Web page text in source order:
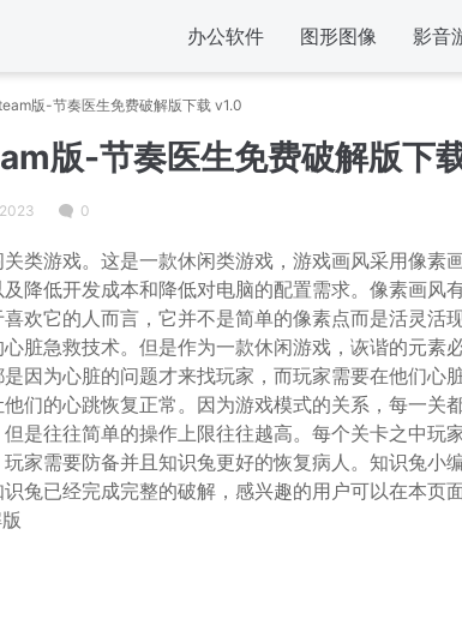
办公软件 图形图像 影音
版-节奏医生免费破解版下载 v1.0
版-节奏医生免费破解版下
0
类游戏。这是一款休闲类游戏，游戏画风采用像素
降低开发成本和降低对电脑的配置需求。像素画风
欢它的人而言，它并不是简单的像素点而是活灵活
脏急救技术。但是作为一款休闲游戏，诙谐的元素
因为心脏的问题才来找玩家，而玩家需要在他们心
们的心跳恢复正常。因为游戏模式的关系，每一关
是往往简单的操作上限往往越高。每个关卡之中玩
家需要防备并且知识兔更好的恢复病人。知识兔小
兔已经完成完整的破解，感兴趣的用户可以在本页